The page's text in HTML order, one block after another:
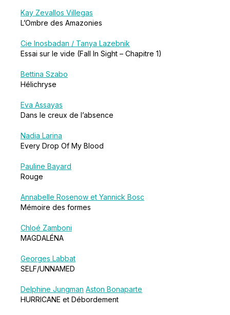
Kay Zevallos Villegas
L’Ombre des Amazonies
Cie Inosbadan / Tanya Lazebnik
Essai sur le vide (Fall In Sight – Chapitre 1)
Bettina Szabo
Hélichryse
Eva Assayas
Dans le creux de l’absence
Nadia Larina
Every Drop Of My Blood
Pauline Bayard
Rouge
Annabelle Rosenow et Yannick Bosc
Mémoire des formes
Chloé Zamboni
MAGDALÉNA
Georges Labbat
SELF/UNNAMED
Delphine Jungman Aston Bonaparte
HURRICANE et Débordement